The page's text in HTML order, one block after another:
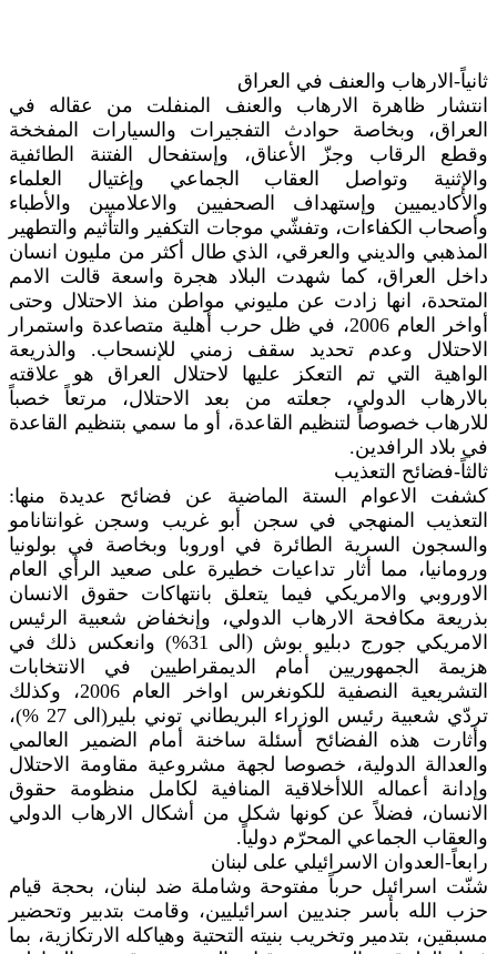
ثانياً-الارهاب والعنف في العراق
انتشار ظاهرة الارهاب والعنف المنفلت من عقاله في
العراق، وبخاصة حوادث التفجيرات والسيارات المفخخة
وقطع الرقاب وجزّ الأعناق، وإستفحال الفتنة الطائفية
والإثنية وتواصل العقاب الجماعي وإغتيال العلماء
والأكاديميين وإستهداف الصحفيين والاعلاميين والأطباء
وأصحاب الكفاءات، وتفشّي موجات التكفير والتأثيم والتطهير
المذهبي والديني والعرقي، الذي طال أكثر من مليون انسان
داخل العراق، كما شهدت البلاد هجرة واسعة قالت الامم
المتحدة، انها زادت عن مليوني مواطن منذ الاحتلال وحتى
أواخر العام 2006، في ظل حرب أهلية متصاعدة واستمرار
الاحتلال وعدم تحديد سقف زمني للإنسحاب. والذريعة
الواهية التي تم التعكز عليها لاحتلال العراق هو علاقته
بالارهاب الدولي، جعلته من بعد الاحتلال، مرتعاً خصباً
للارهاب خصوصاً لتنظيم القاعدة، أو ما سمي بتنظيم القاعدة
في بلاد الرافدين.
ثالثاً-فضائح التعذيب
كشفت الاعوام الستة الماضية عن فضائح عديدة منها:
التعذيب المنهجي في سجن أبو غريب وسجن غوانتانامو
والسجون السرية الطائرة في اوروبا وبخاصة في بولونيا
ورومانيا، مما أثار تداعيات خطيرة على صعيد الرأي العام
الاوروبي والامريكي فيما يتعلق بانتهاكات حقوق الانسان
بذريعة مكافحة الارهاب الدولي، وإنخفاض شعبية الرئيس
الامريكي جورج دبليو بوش (الى 31%) وانعكس ذلك في
هزيمة الجمهوريين أمام الديمقراطيين في الانتخابات
التشريعية النصفية للكونغرس اواخر العام 2006، وكذلك
تردّي شعبية رئيس الوزراء البريطاني توني بلير(الى 27 %)،
وأثارت هذه الفضائح أسئلة ساخنة أمام الضمير العالمي
والعدالة الدولية، خصوصا لجهة مشروعية مقاومة الاحتلال
وإدانة أعماله اللاأخلاقية المنافية لكامل منظومة حقوق
الانسان، فضلاً عن كونها شكل من أشكال الارهاب الدولي
والعقاب الجماعي المحرّم دولياً.
رابعاً-العدوان الاسرائيلي على لبنان
شنّت اسرائيل حرباً مفتوحة وشاملة ضد لبنان، بحجة قيام
حزب الله بأسر جنديين اسرائيليين، وقامت بتدبير وتحضير
مسبقين، بتدمير وتخريب بنيته التحتية وهياكله الارتكازية، بما